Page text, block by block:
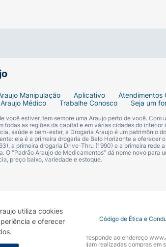
utiliza cookies
e oferecer
com tecnologia inteligente: efetiva
recomendado. Fórmula com pH
Head & Shoulders a marca de
exclusivo do seu cabelo e couro
Manipulação Aplicativo Atendimentos
Médico Trabalhe Conosco Seja um
você estiver, tem sempre uma Araujo perto de você.
todas as regiões da capital e em várias cidades do
saúde e bem-estar, a Drogaria Araujo é um patrimônio
ela é a primeira drogaria de Belo Horizonte a
a primeira drogaria Drive-Thru (1990) e a primeira
O “Padrão Araujo de Medicamentos” dá nome novo
preço baixo, variedade e estoque.
da Privacidade Covid-19 Código de Ética e
que o seu site oficial corresponde ao endereço
recomendamos que não sejam realizadas compras